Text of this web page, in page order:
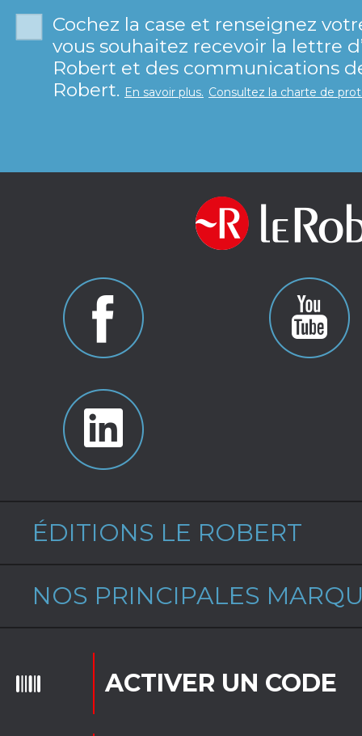
Cochez la case et renseignez
vous souhaitez recevoir la lettre
Robert et des communications
Robert. En savoir plus. Consultez la charte de
ÉDITIONS LE ROBERT
NOS PRINCIPALES
ACTIVER UN CODE